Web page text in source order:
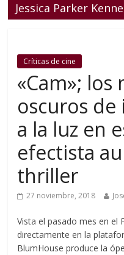
Jessica Parker
Críticas de cine
«Cam»; los
oscuros
a la luz en
efectista
thriller
27 noviembre, 2018
Vista el pasado mes en el
directamente en la
BlumHouse produce la